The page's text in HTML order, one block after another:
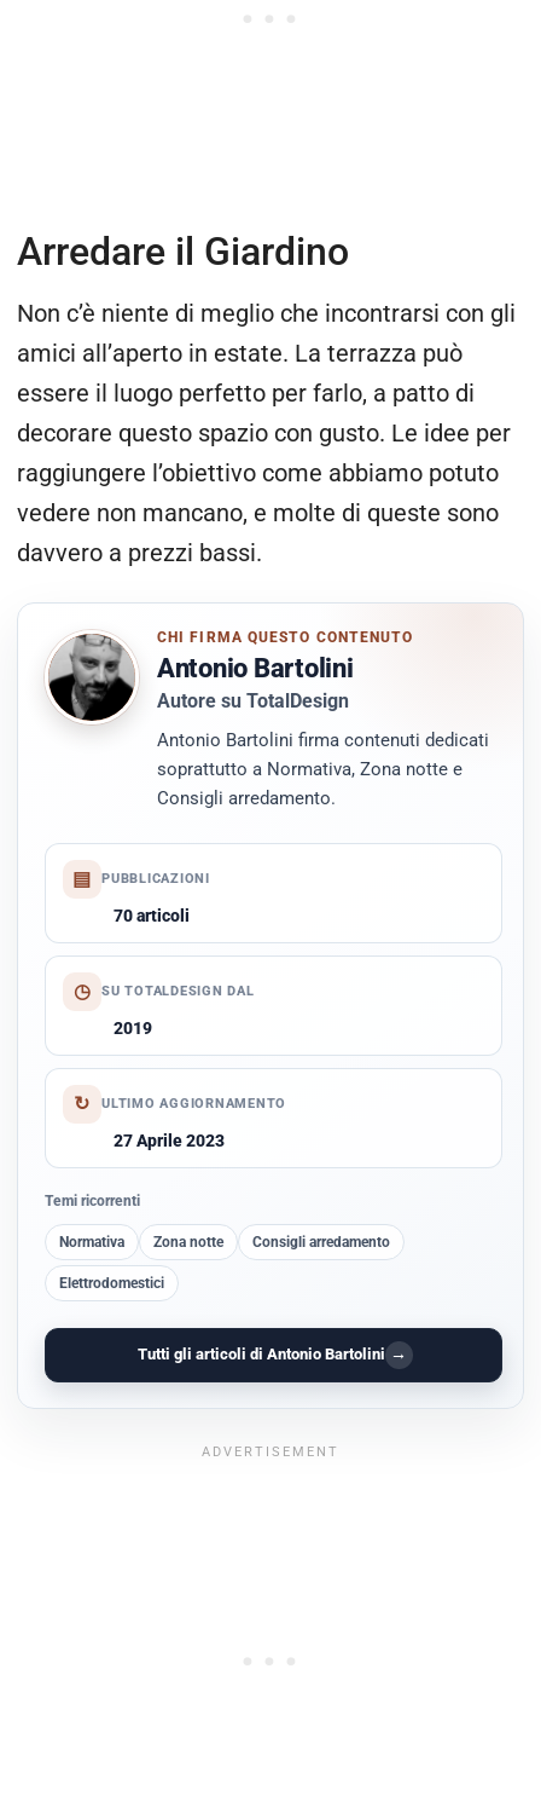
Arredare il Giardino
Non c’è niente di meglio che incontrarsi con gli
amici all’aperto in estate. La terrazza può
essere il luogo perfetto per farlo, a patto di
decorare questo spazio con gusto. Le idee per
raggiungere l’obiettivo come abbiamo potuto
vedere non mancano, e molte di queste sono
davvero a prezzi bassi.
CHI FIRMA QUESTO CONTENUTO
Antonio Bartolini
Autore su TotalDesign
Antonio Bartolini firma contenuti dedicati
soprattutto a Normativa, Zona notte e
Consigli arredamento.
▤ PUBBLICAZIONI
70 articoli
◷ SU TOTALDESIGN DAL
2019
↻ ULTIMO AGGIORNAMENTO
27 Aprile 2023
Temi ricorrenti
Normativa Zona notte Consigli arredamento
Elettrodomestici
Tutti gli articoli di Antonio Bartolini →